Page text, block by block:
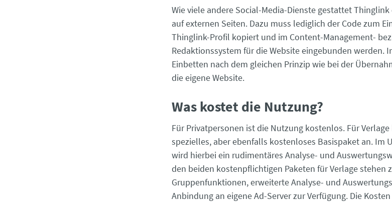
Wie viele andere Social-Media-Dienste gestattet
auf externen Seiten. Dazu muss lediglich der Code zum
Thinglink-Profil kopiert und im Content-Management-
Redaktionssystem für die Website eingebunden werden.
Einbetten nach dem gleichen Prinzip wie bei der
die eigene Website.
Was kostet die Nutzung?
Für Privatpersonen ist die Nutzung kostenlos. Für
spezielles, aber ebenfalls kostenloses Basispaket an. Im
wird hierbei ein rudimentäres Analyse- und
den beiden kostenpflichtigen Paketen für Verlage stehen
Gruppenfunktionen, erweiterte Analyse- und
Anbindung an eigene Ad-Server zur Verfügung. Die